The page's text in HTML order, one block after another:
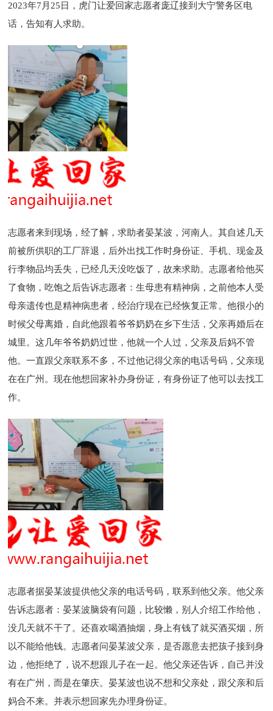
2023年7月25 日，虎门让爱回家志愿者庞辽接到大宁警务区电
话，告知有人求助。
志愿者来到现场，经了解，求助者晏某波，河南人。其自述几天
前被所供职的工厂辞退，后外出找工作时身份证、手机、现金及
行李物品均丢失，已经几天没吃饭了，故来求助。志愿者给他买
了食物，吃饱之后告诉志愿者：生母患有精神病，之前他本人受
母亲遗传也是精神病患者，经治疗现在已经恢复正常。他很小的
时候父母离婚，自此他跟着爷爷奶奶在乡下生活，父亲再婚后在
城里。这几年爷爷奶奶过世，他就一个人过，父亲及后妈不管
他。一直跟父亲联系不多，不过他记得父亲的电话号码，父亲现
在在广州。现在他想回家补办身份证，有身份证了他可以去找工
作。
志愿者据晏某波提供他父亲的电话号码，联系到他父亲。他父亲
告诉志愿者：晏某波脑袋有问题，比较懒，别人介绍工作给他，
没几天就不干了。还喜欢喝酒抽烟，身上有钱了就买酒买烟，所
以不能给他钱。志愿者问晏某波父亲，是否愿意去把孩子接到身
边，他拒绝了，说不想跟儿子在一起。他父亲还告诉，自己并没
有在广州，而是在肇庆。晏某波也说不想和父亲处，跟父亲和后
妈合不来。并表示想回家先办理身份证。